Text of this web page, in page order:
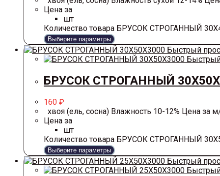
Цена за
шт
Количество товара БРУСОК СТРОГАННЫЙ
Выберите параметры
Быстрый
БРУСОК СТРОГАННЫЙ
160 ₽
хвоя (ель, сосна) Влажность 10-12% Цена за
Цена за
шт
Количество товара БРУСОК СТРОГАННЫЙ
Выберите параметры
Быстрый